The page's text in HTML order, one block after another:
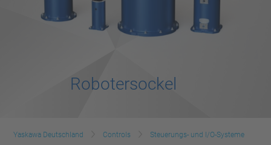
Robotersockel
Yaskawa Deutschland Controls
Steuerungs- und I/O-Systeme